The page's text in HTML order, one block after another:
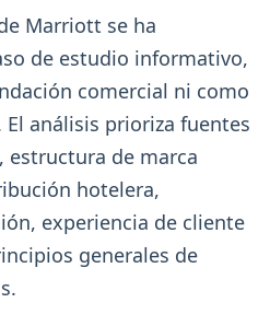
Marriott se ha
de estudio informativo,
comercial ni como
análisis prioriza fuentes
estructura de marca
hotelera,
experiencia de cliente
generales de